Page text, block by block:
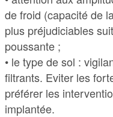
de froid (capacité de
plus préjudiciables
poussante ;
• le type de sol :
filtrants. Eviter les
préférer les
implantée.